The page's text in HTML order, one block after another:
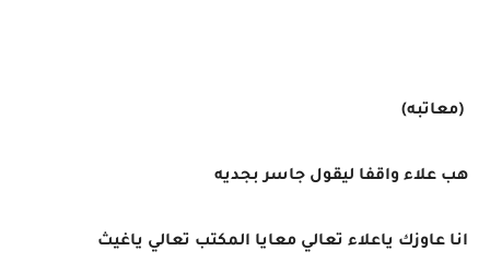
(معاتبه)
هب علاء واقفا ليقول جاسر بجديه
انا عاوزك ياعلاء تعالي معايا المكتب تعالي ياغيث